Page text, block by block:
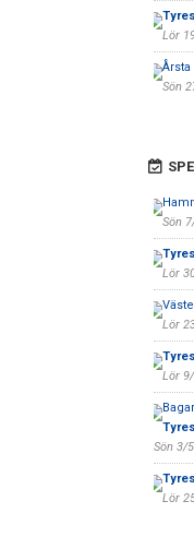
Lör
Årsta
Sön
Sön
Lör
Lör
Lör
Sön 3/
Lör